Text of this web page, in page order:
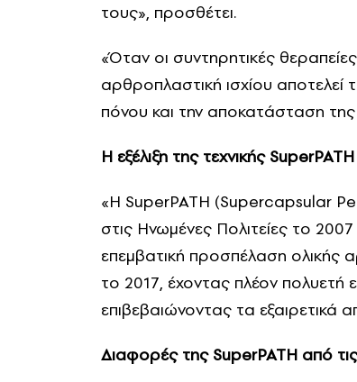
τους», προσθέτει.
«Όταν οι συντηρητικές
αρθροπλαστική ισχίου αποτελεί
πόνου και την αποκατάσταση
Η εξέλιξη της τεχνικής SuperPATH
«Η SuperPATH (Supercapsular
στις Ηνωμένες Πολιτείες το
επεμβατική προσπέλαση ολικής
το 2017, έχοντας πλέον πολυετή
επιβεβαιώνοντας τα εξαιρετικά
Διαφορές της SuperPATH από